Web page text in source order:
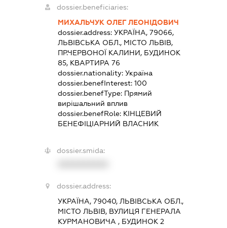
dossier.beneficiaries:
МИХАЛЬЧУК ОЛЕГ ЛЕОНІДОВИЧ
dossier.address: УКРАЇНА, 79066,
ЛЬВІВСЬКА ОБЛ., МІСТО ЛЬВІВ,
ПР.ЧЕРВОНОЇ КАЛИНИ, БУДИНОК
85, КВАРТИРА 76
dossier.nationality: Україна
dossier.benefInterest: 100
dossier.benefType: Прямий
вирішальний вплив
dossier.benefRole: КІНЦЕВИЙ
БЕНЕФІЦІАРНИЙ ВЛАСНИК
dossier.smida:
dossier.address:
УКРАЇНА, 79040, ЛЬВІВСЬКА ОБЛ.,
МІСТО ЛЬВІВ, ВУЛИЦЯ ГЕНЕРАЛА
КУРМАНОВИЧА , БУДИНОК 2